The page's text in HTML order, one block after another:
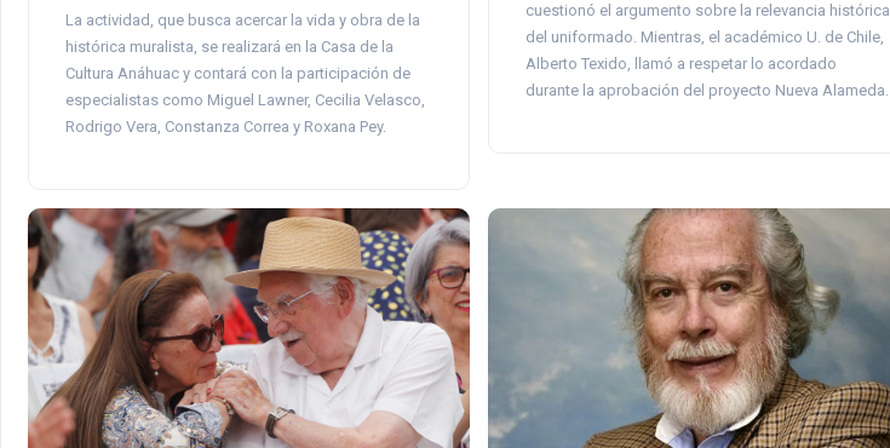
La actividad, que busca acercar la vida y obra de la
histórica muralista, se realizará en la Casa de la
Cultura Anáhuac y contará con la participación de
especialistas como Miguel Lawner, Cecilia Velasco,
Rodrigo Vera, Constanza Correa y Roxana Pey.
cuestionó el argumento sobre la relevancia histórica
del uniformado. Mientras, el académico U. de Chile,
Alberto Texido, llamó a respetar lo acordado
durante la aprobación del proyecto Nueva Alameda.